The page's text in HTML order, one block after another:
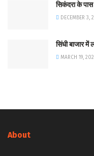
सिकंदरा के पास
DECEMBER 3,
सिंधी बाजार
MARCH 19,
About